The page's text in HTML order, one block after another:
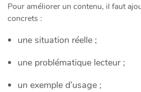
Pour améliorer un contenu, il faut
concrets :
une situation réelle ;
une problématique lecteur ;
un exemple d’usage ;